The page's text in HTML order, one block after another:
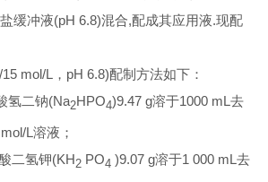
缓冲液(pH 6.8)混合,配成其应用液.现配
15 mol/L ， pH 6.8)配制方法如下：
氢二钠(Na2HPO4)9.47 g溶于1000 mL去
L溶液；
二氢钾(KH2 PO4 )9.07 g溶于1 000 mL去